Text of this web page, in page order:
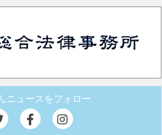
ニュースをフォロー